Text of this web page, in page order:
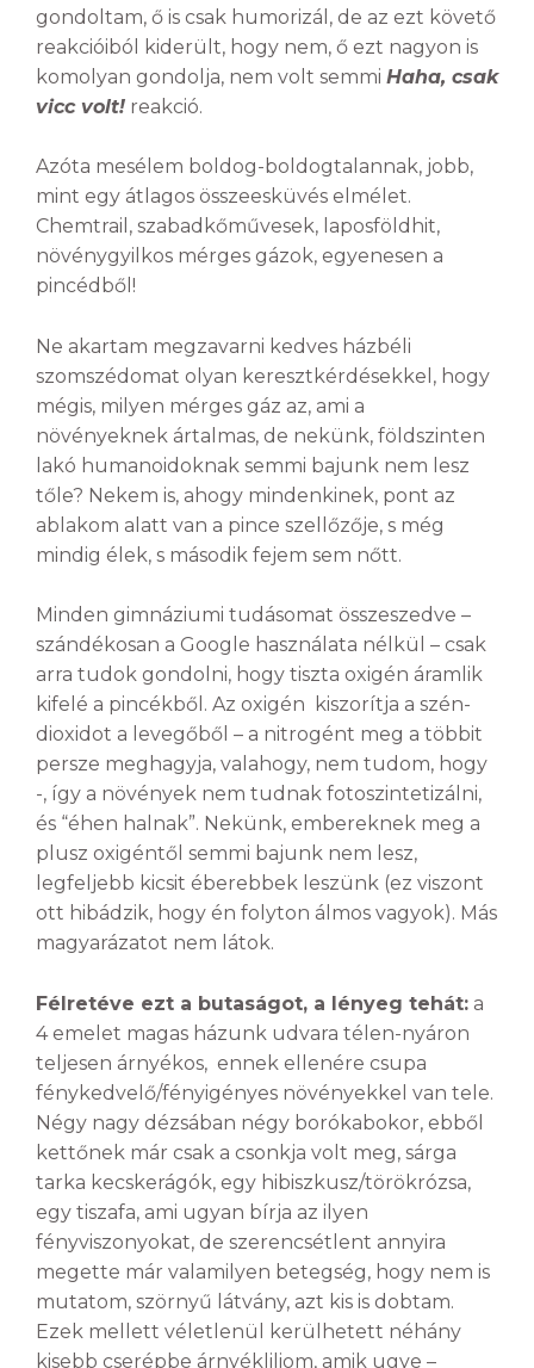
gondoltam, ő is csak humorizál, de az ezt követő
reakcióiból kiderült, hogy nem, ő ezt nagyon is
komolyan gondolja, nem volt semmi Haha, csak
vicc volt! reakció.
Azóta mesélem boldog-boldogtalannak, jobb,
mint egy átlagos összeesküvés elmélet.
Chemtrail, szabadkőművesek, laposföldhit,
növénygyilkos mérges gázok, egyenesen a
pincédből!
Ne akartam megzavarni kedves házbéli
szomszédomat olyan keresztkérdésekkel, hogy
mégis, milyen mérges gáz az, ami a
növényeknek ártalmas, de nekünk, földszinten
lakó humanoidoknak semmi bajunk nem lesz
tőle? Nekem is, ahogy mindenkinek, pont az
ablakom alatt van a pince szellőzője, s még
mindig élek, s második fejem sem nőtt.
Minden gimnáziumi tudásomat összeszedve –
szándékosan a Google használata nélkül – csak
arra tudok gondolni, hogy tiszta oxigén áramlik
kifelé a pincékből. Az oxigén kiszorítja a szén-
dioxidot a levegőből – a nitrogént meg a többit
persze meghagyja, valahogy, nem tudom, hogy
-, így a növények nem tudnak fotoszintetizálni,
és “éhen halnak”. Nekünk, embereknek meg a
plusz oxigéntől semmi bajunk nem lesz,
legfeljebb kicsit éberebbek leszünk (ez viszont
ott hibádzik, hogy én folyton álmos vagyok). Más
magyarázatot nem látok.
Félretéve ezt a butaságot, a lényeg tehát: a
4 emelet magas házunk udvara télen-nyáron
teljesen árnyékos, ennek ellenére csupa
fénykedvelő/fényigényes növényekkel van tele.
Négy nagy dézsában négy borókabokor, ebből
kettőnek már csak a csonkja volt meg, sárga
tarka kecskerágók, egy hibiszkusz/törökrózsa,
egy tiszafa, ami ugyan bírja az ilyen
fényviszonyokat, de szerencsétlent annyira
megette már valamilyen betegség, hogy nem is
mutatom, szörnyű látvány, azt kis is dobtam.
Ezek mellett véletlenül kerülhetett néhány
kisebb cserépbe árnyékliliom, amik ugye –